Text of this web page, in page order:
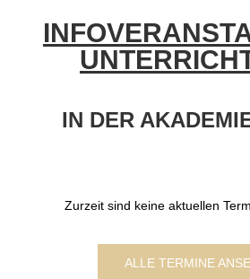
IN DER
Zurzeit sind keine aktuellen
ALLE TERMINE